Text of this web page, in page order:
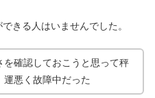
きる人はいませんでした。
を確認しておこうと思って秤
悪く故障中だった